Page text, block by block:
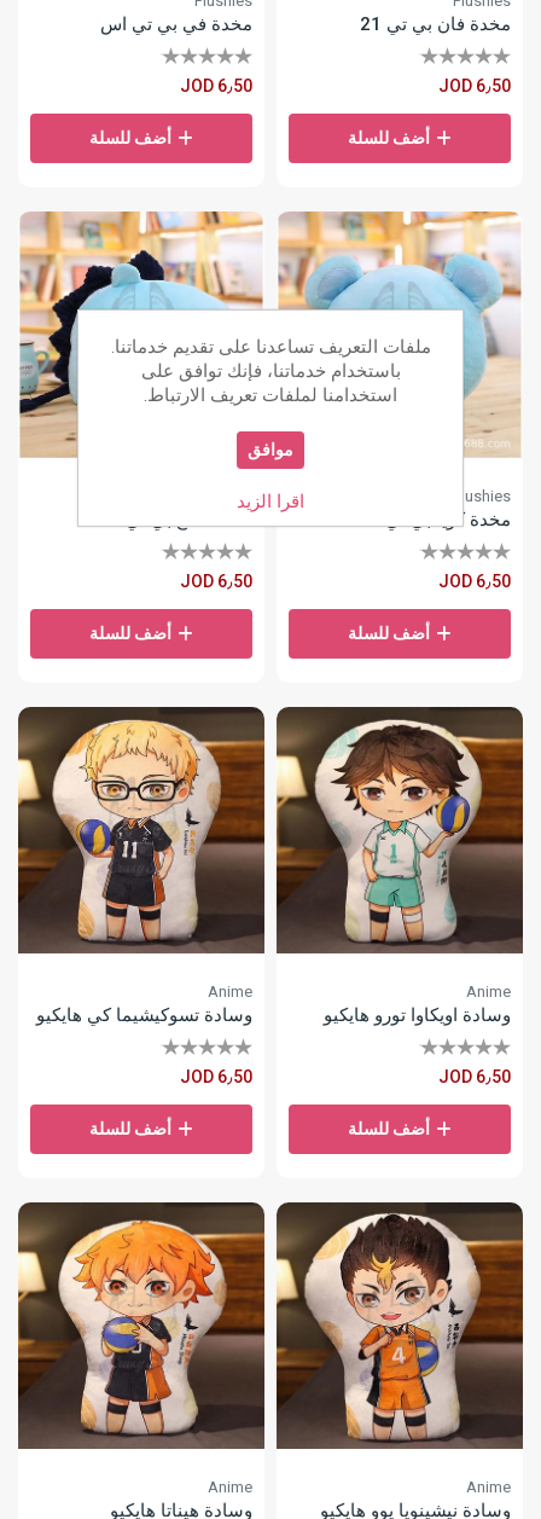
مخدة فان بي تي 21
JOD 6٫50
أضف للسلة
مخدة في بي تي اس
JOD 6٫50
أضف للسلة
Plushies
مخدة كويا بي تي 21
JOD 6٫50
أضف للسلة
Plushies
مخدة مانغ بي تي 21
JOD 6٫50
أضف للسلة
Anime
وسادة اويكاوا تورو هايكيو
JOD 6٫50
أضف للسلة
Anime
وسادة تسوكيشيما كي هايكيو
JOD 6٫50
أضف للسلة
Anime
وسادة نيشينويا يوو هايكيو
Anime
وسادة هيناتا هايكيو
ملفات التعريف تساعدنا على تقديم خدماتنا.
باستخدام خدماتنا، فإنك توافق على
استخدامنا لملفات تعريف الارتباط.
موافق
اقرا الزيد